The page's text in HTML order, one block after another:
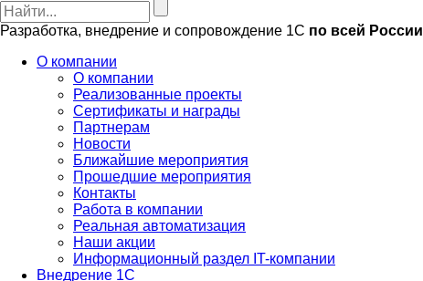
Разработка, внедрение и сопровождение 1С по всей России
О компании
О компании
Реализованные проекты
Сертификаты и награды
Партнерам
Новости
Ближайшие мероприятия
Прошедшие мероприятия
Контакты
Работа в компании
Реальная автоматизация
Наши акции
Информационный раздел IT-компании
Внедрение 1С